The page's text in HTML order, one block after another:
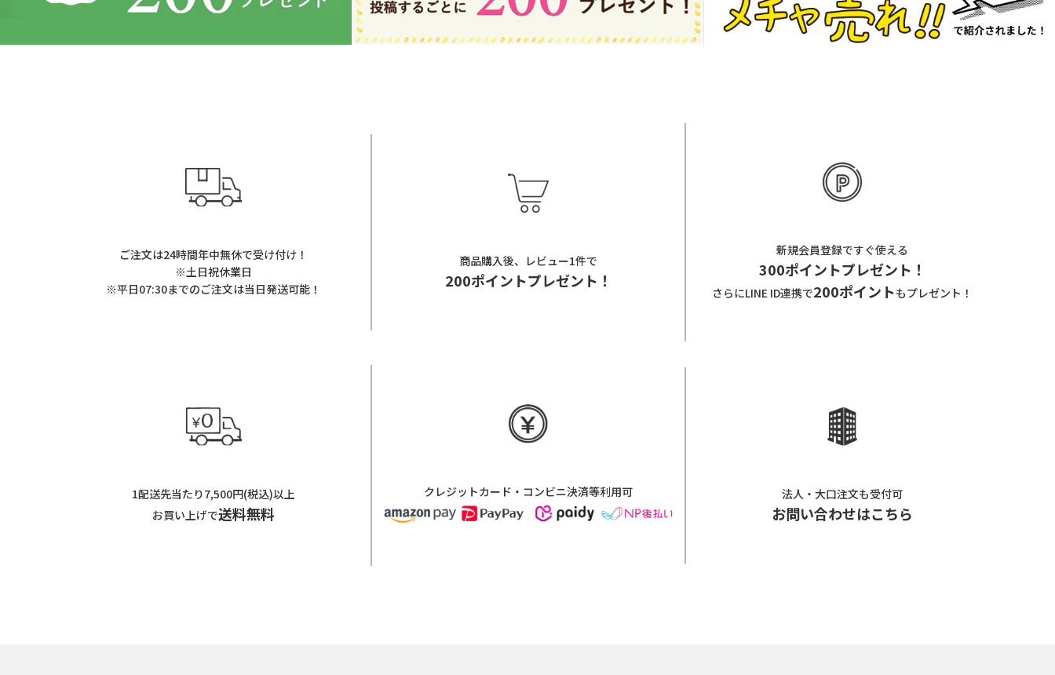
ご注文は24時間年中無休で受け付け！
※土日祝休業日
※平日07:30までのご注文は当日発送可能！
商品購入後、レビュー1件で
200ポイントプレゼント！
新規会員登録ですぐ使える
300ポイントプレゼント！
さらにLINE ID連携で200ポイントもプレゼント！
1配送先当たり7,500円(税込)以上
お買い上げで送料無料
クレジットカード・コンビニ決済等利用可 法人・大口注文も受付可
お問い合わせはこちら